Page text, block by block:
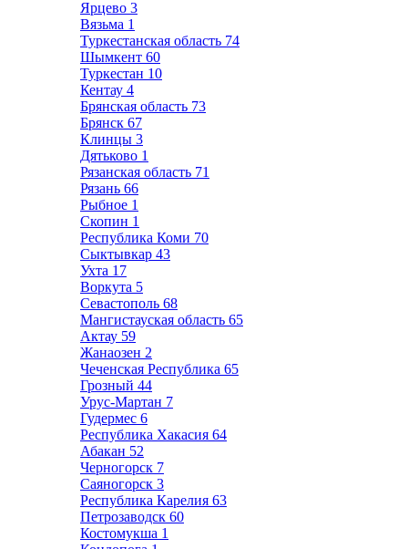
Ярцево 3
Вязьма 1
Туркестанская область 74
Шымкент 60
Туркестан 10
Кентау 4
Брянская область 73
Брянск 67
Клинцы 3
Дятьково 1
Рязанская область 71
Рязань 66
Рыбное 1
Скопин 1
Республика Коми 70
Сыктывкар 43
Ухта 17
Воркута 5
Севастополь 68
Мангистауская область 65
Актау 59
Жанаозен 2
Чеченская Республика 65
Грозный 44
Урус-Мартан 7
Гудермес 6
Республика Хакасия 64
Абакан 52
Черногорск 7
Саяногорск 3
Республика Карелия 63
Петрозаводск 60
Костомукша 1